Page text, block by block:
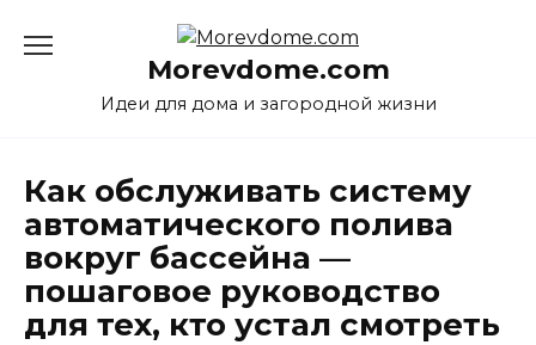
Morevdome.com
Идеи для дома и загородной жизни
Как обслуживать систему
автоматического полива
вокруг бассейна —
пошаговое руководство
для тех, кто устал смотреть